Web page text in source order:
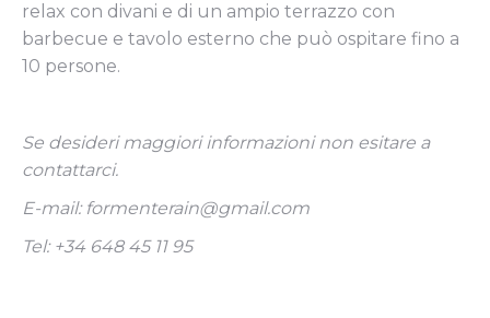
relax con divani e di un ampio terrazzo con
barbecue e tavolo esterno che può ospitare fino a
10 persone.
Se desideri maggiori informazioni non esitare a
contattarci.
E-mail: formenterain@gmail.com
Tel: +34 648 45 11 95